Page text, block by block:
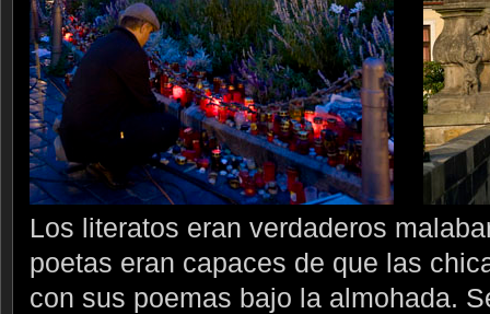
Los literatos eran verdaderos
poetas eran capaces de que las
con sus poemas bajo la almohada.